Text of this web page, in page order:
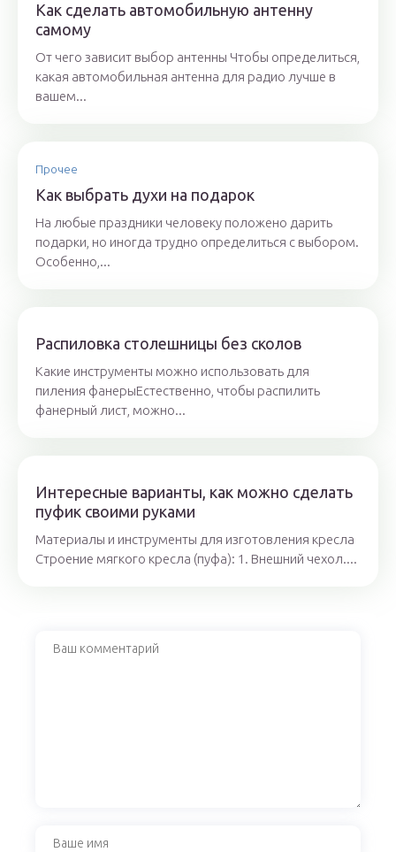
Как сделать автомобильную антенну
самому
От чего зависит выбор антенны Чтобы определиться,
какая автомобильная антенна для радио лучше в
вашем...
Прочее
Как выбрать духи на подарок
На любые праздники человеку положено дарить
подарки, но иногда трудно определиться с выбором.
Особенно,...
Распиловка столешницы без сколов
Какие инструменты можно использовать для
пиления фанерыЕстественно, чтобы распилить
фанерный лист, можно...
Интересные варианты, как можно сделать
пуфик своими руками
Материалы и инструменты для изготовления кресла
Строение мягкого кресла (пуфа): 1. Внешний чехол....